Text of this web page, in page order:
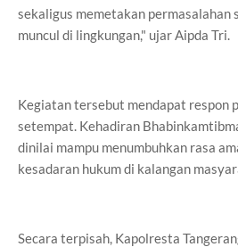
sekaligus memetakan permasalahan
muncul di lingkungan," ujar Aipda Tri.
Kegiatan tersebut mendapat respon
setempat. Kehadiran
dinilai mampu menumbuhkan rasa
kesadaran hukum di kalangan
Secara terpisah, Kapolresta